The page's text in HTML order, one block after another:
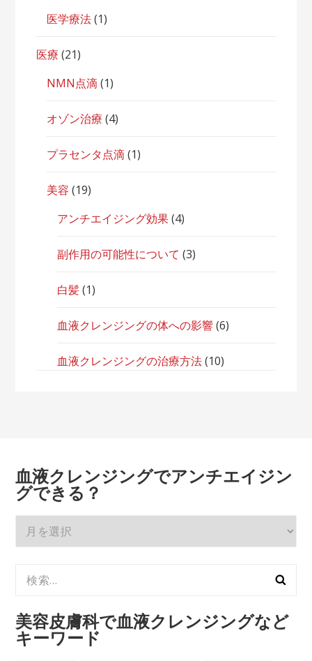
医学療法(1)
医療 (21)
NMN点滴(1)
オゾン治療 (4)
プラセンタ点滴(1)
美容 (19)
アンチエイジング効果(4)
副作用の可能性について (3)
白髪(1)
血液クレンジングの体への影響(6)
血液クレンジングの治療方法(10)
血液クレンジングでアンチエイジン
グできる？
ジ
ン
グ
索:
美容皮膚科で血液クレンジングなど
キーワード